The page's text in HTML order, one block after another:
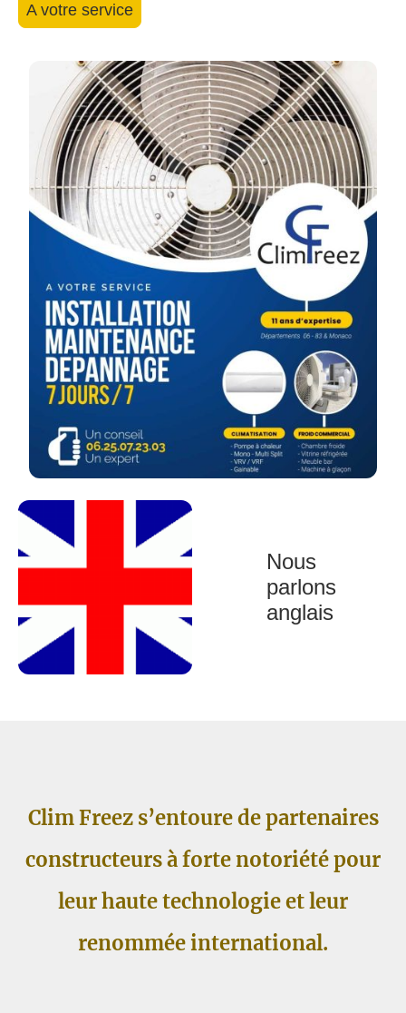
A votre service
Nous
parlons
anglais
Clim Freez s’entoure de partenaires
constructeurs à forte notoriété pour
leur haute technologie et leur
renommée international.